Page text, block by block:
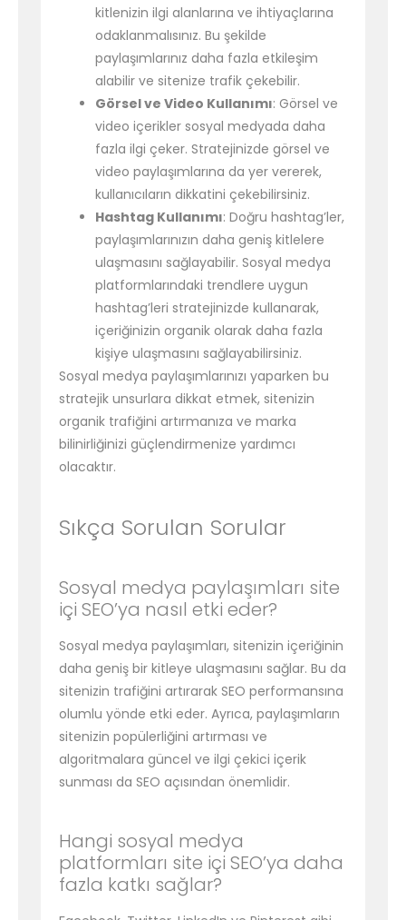
kitlenizin ilgi alanlarına ve ihtiyaçlarına
odaklanmalısınız. Bu şekilde
paylaşımlarınız daha fazla etkileşim
alabilir ve sitenize trafik çekebilir.
Görsel ve Video Kullanımı: Görsel ve
video içerikler sosyal medyada daha
fazla ilgi çeker. Stratejinizde görsel ve
video paylaşımlarına da yer vererek,
kullanıcıların dikkatini çekebilirsiniz.
Hashtag Kullanımı: Doğru hashtag’ler,
paylaşımlarınızın daha geniş kitlelere
ulaşmasını sağlayabilir. Sosyal medya
platformlarındaki trendlere uygun
hashtag’leri stratejinizde kullanarak,
içeriğinizin organik olarak daha fazla
kişiye ulaşmasını sağlayabilirsiniz.
Sosyal medya paylaşımlarınızı yaparken bu
stratejik unsurlara dikkat etmek, sitenizin
organik trafiğini artırmanıza ve marka
bilinirliğinizi güçlendirmenize yardımcı
olacaktır.
Sıkça Sorulan Sorular
Sosyal medya paylaşımları site
içi SEO’ya nasıl etki eder?
Sosyal medya paylaşımları, sitenizin içeriğinin
daha geniş bir kitleye ulaşmasını sağlar. Bu da
sitenizin trafiğini artırarak SEO performansına
olumlu yönde etki eder. Ayrıca, paylaşımların
sitenizin popülerliğini artırması ve
algoritmalara güncel ve ilgi çekici içerik
sunması da SEO açısından önemlidir.
Hangi sosyal medya
platformları site içi SEO’ya daha
fazla katkı sağlar?